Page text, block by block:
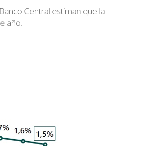
Central estiman que la
año.